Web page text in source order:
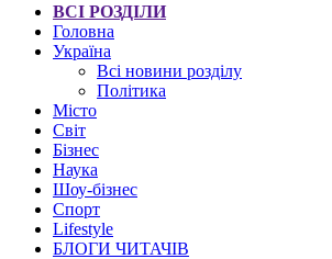
ВСІ РОЗДІЛИ
Головна
Україна
Всі новини розділу
Політика
Місто
Світ
Бізнес
Наука
Шоу-бізнес
Спорт
Lifestyle
БЛОГИ ЧИТАЧІВ